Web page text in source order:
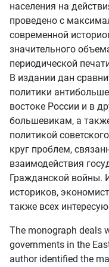
населения на
проведено с
современной
значительного
периодической
В издании дан
политики
востоке России и в
большевикам, а
политикой
круг проблем,
взаимодействия
Гражданской войны.
историков,
также всех
The monograph deals
governments in the
author identified the